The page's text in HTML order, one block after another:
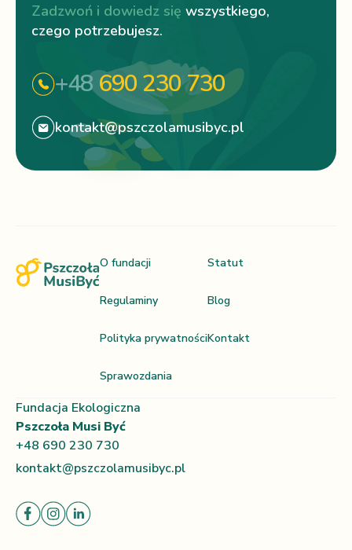
Zadzwoń i dowiedz się wszystkiego,
czego potrzebujesz.
+48690 230 730
kontakt@pszczolamusibyc.pl
O fundacji
Regulaminy
Polityka prywatności
Sprawozdania
Statut
Blog
Kontakt
Fundacja Ekologiczna
Pszczoła Musi Być
+48 690 230 730
kontakt@pszczolamusibyc.pl